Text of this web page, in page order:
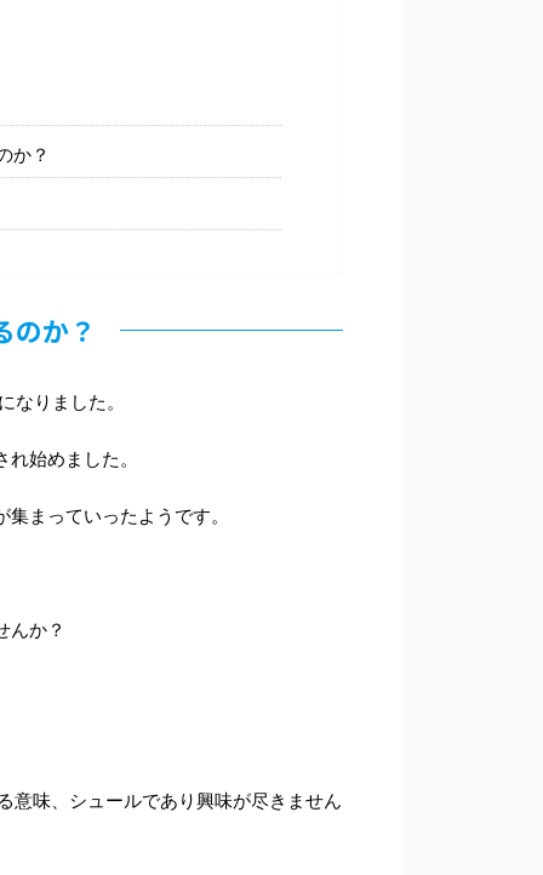
か？
のか？
りました。
始めました。
まっていったようです。
んか？
意味、シュールであり興味が尽きません